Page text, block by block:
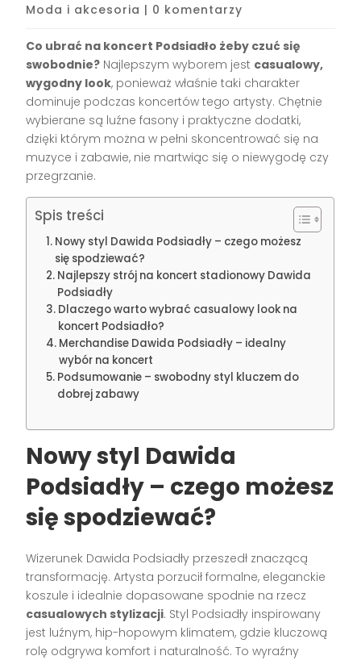
Moda i akcesoria | 0 komentarzy
Co ubrać na koncert Podsiadło żeby czuć się
swobodnie? Najlepszym wyborem jest casualowy,
wygodny look, ponieważ właśnie taki charakter
dominuje podczas koncertów tego artysty. Chętnie
wybierane są luźne fasony i praktyczne dodatki,
dzięki którym można w pełni skoncentrować się na
muzyce i zabawie, nie martwiąc się o niewygodę czy
przegrzanie.
Spis treści
Nowy styl Dawida Podsiadły – czego możesz
się spodziewać?
Najlepszy strój na koncert stadionowy Dawida
Podsiadły
Dlaczego warto wybrać casualowy look na
koncert Podsiadło?
Merchandise Dawida Podsiadły – idealny
wybór na koncert
Podsumowanie – swobodny styl kluczem do
dobrej zabawy
Nowy styl Dawida
Podsiadły – czego możesz
się spodziewać?
Wizerunek Dawida Podsiadły przeszedł znaczącą
transformację. Artysta porzucił formalne, eleganckie
koszule i idealnie dopasowane spodnie na rzecz
casualowych stylizacji. Styl Podsiadły inspirowany
jest luźnym, hip-hopowym klimatem, gdzie kluczową
rolę odgrywa komfort i naturalność. To wyraźny